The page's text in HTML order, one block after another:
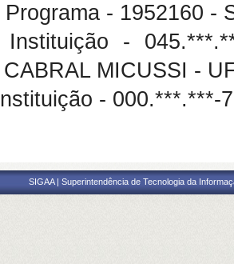
- 1952160 -
-
MICUSSI -
- 000.***.***-
SIGAA | Superintendência de Tecnologia da